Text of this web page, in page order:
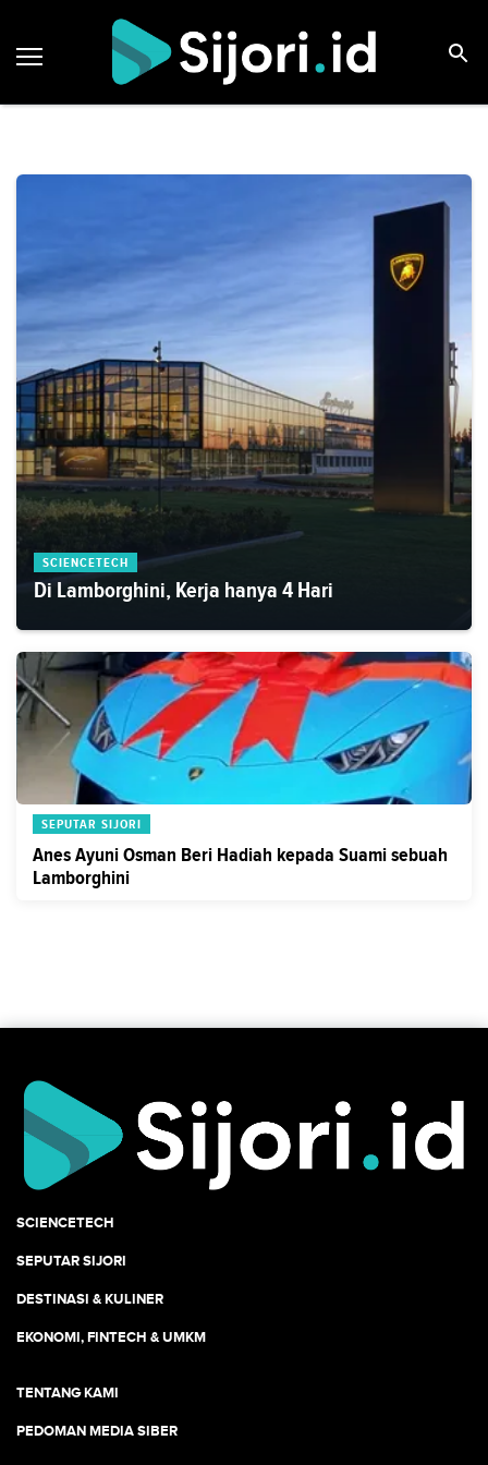
SCIENCETECH
Di Lamborghini, Kerja hanya 4 Hari
SEPUTAR SIJORI
Anes Ayuni Osman Beri Hadiah kepada Suami sebuah
Lamborghini
SCIENCETECH
SEPUTAR SIJORI
DESTINASI & KULINER
EKONOMI, FINTECH & UMKM
TENTANG KAMI
PEDOMAN MEDIA SIBER